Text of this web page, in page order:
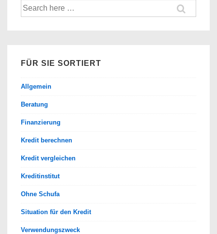
Euro
Suche
nach:
FÜR SIE SORTIERT
Allgemein
Beratung
Finanzierung
Kredit berechnen
Kredit vergleichen
Kreditinstitut
Ohne Schufa
Situation für den Kredit
Verwendungszweck